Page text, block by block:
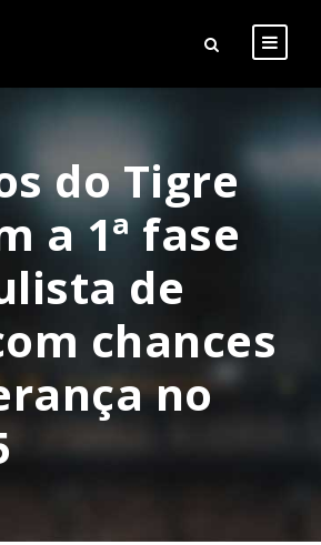
do Tigre
a 1ª fase
de
chances
no